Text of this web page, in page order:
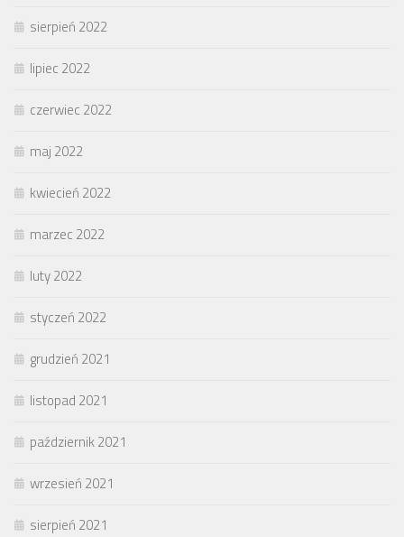
sierpień 2022
lipiec 2022
czerwiec 2022
maj 2022
kwiecień 2022
marzec 2022
luty 2022
styczeń 2022
grudzień 2021
listopad 2021
październik 2021
wrzesień 2021
sierpień 2021